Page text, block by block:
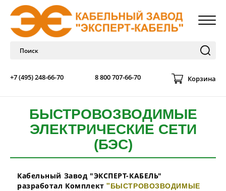
+7 (495) 248-66-70 8 800 707-66-70 Корзина
БЫСТРОВОЗВОДИМЫЕ
ЭЛЕКТРИЧЕСКИЕ СЕТИ
(БЭС)
Кабельный Завод "ЭКСПЕРТ-КАБЕЛЬ"
разработал Комплект"БЫСТРОВОЗВОДИМЫЕ